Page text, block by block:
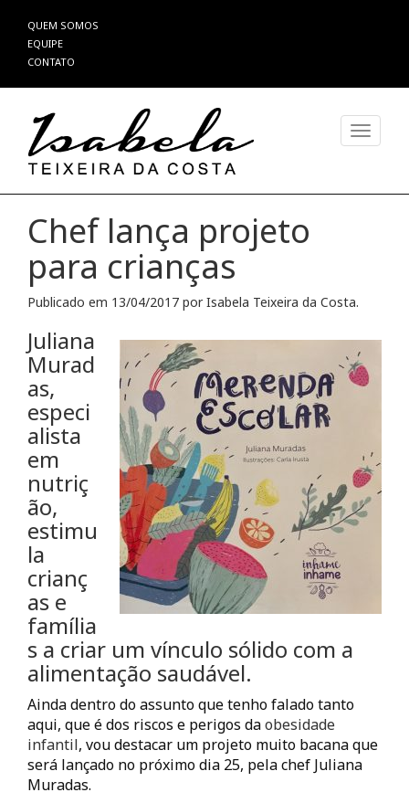
Pular
para
o
QUEM SOMOS
EQUIPE
CONTATO
Chef lança projeto
para crianças
Publicado em 13/04/2017 porIsabela Teixeira da Costa.
Juliana
Murad
as,
especi
alista
em
nutriç
ão,
estimu
la
crianç
as e
família
s a criar um vínculo sólido com a
alimentação saudável.
Ainda dentro do assunto que tenho falado tanto
aqui, que é dos riscos e perigos daobesidade
infantil, vou destacar um projeto muito bacana que
será lançado no próximo dia 25, pela chef Juliana
Muradas.